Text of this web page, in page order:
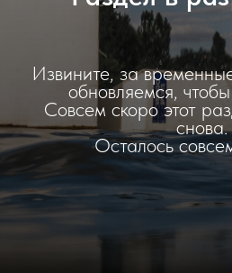
Извините, за
обновляемся,
Совсем скоро этот
снова.
Осталось